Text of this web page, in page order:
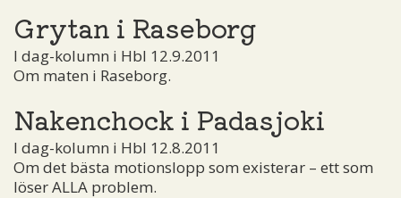
Grytan i Raseborg
I dag-kolumn i Hbl 12.9.2011
Om maten i Raseborg.
Nakenchock i Padasjoki
I dag-kolumn i Hbl 12.8.2011
Om det bästa motionslopp som existerar – ett som
löser ALLA problem.